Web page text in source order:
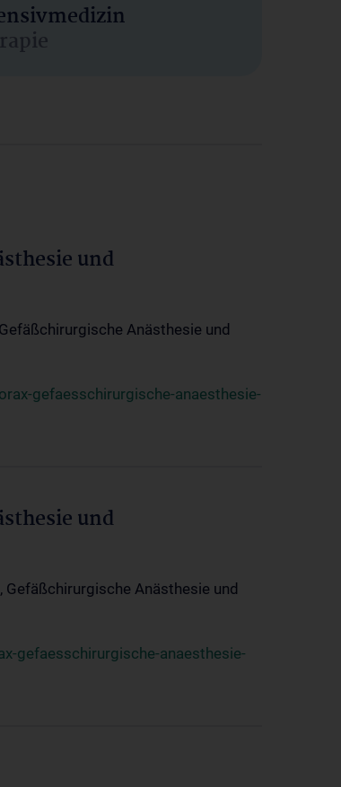
und
Anästhesie und
gefaesschirurgische-anaesthesie-
und
Anästhesie und
gefaesschirurgische-anaesthesie-